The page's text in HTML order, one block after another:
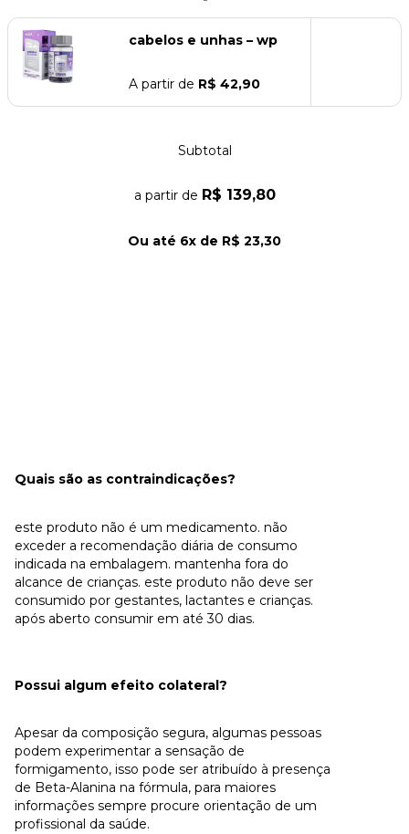
cabelos e unhas – wp
A partir de R$ 42,90
Subtotal
a partir de R$ 139,80
Ou até 6x de R$ 23,30
Quais são as contraindicações?
este produto não é um medicamento. não
exceder a recomendação diária de consumo
indicada na embalagem. mantenha fora do
alcance de crianças. este produto não deve ser
consumido por gestantes, lactantes e crianças.
após aberto consumir em até 30 dias.
Possui algum efeito colateral?
Apesar da composição segura, algumas pessoas
podem experimentar a sensação de
formigamento, isso pode ser atribuído à presença
de Beta-Alanina na fórmula, para maiores
informações sempre procure orientação de um
profissional da saúde.